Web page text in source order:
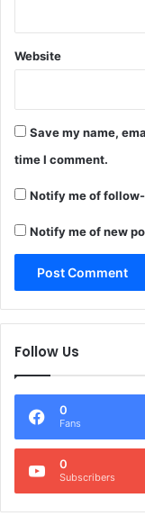
Website
Save my name,
time I comment.
Notify me of
Notify me of new
Follow Us
0
Fans
0
Subscribers